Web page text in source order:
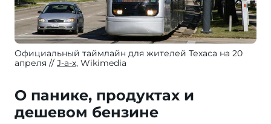
Официальный таймлайн для жителей Техаса на 20
апреля
J-a-x, Wikimedia
О панике, продуктах и
дешевом бензине